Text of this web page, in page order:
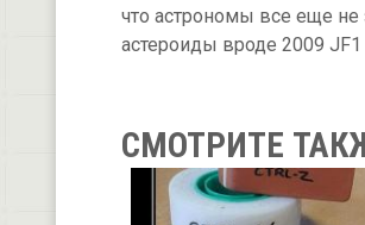
что астрономы все еще
астероиды вроде 2009
СМОТРИТЕ